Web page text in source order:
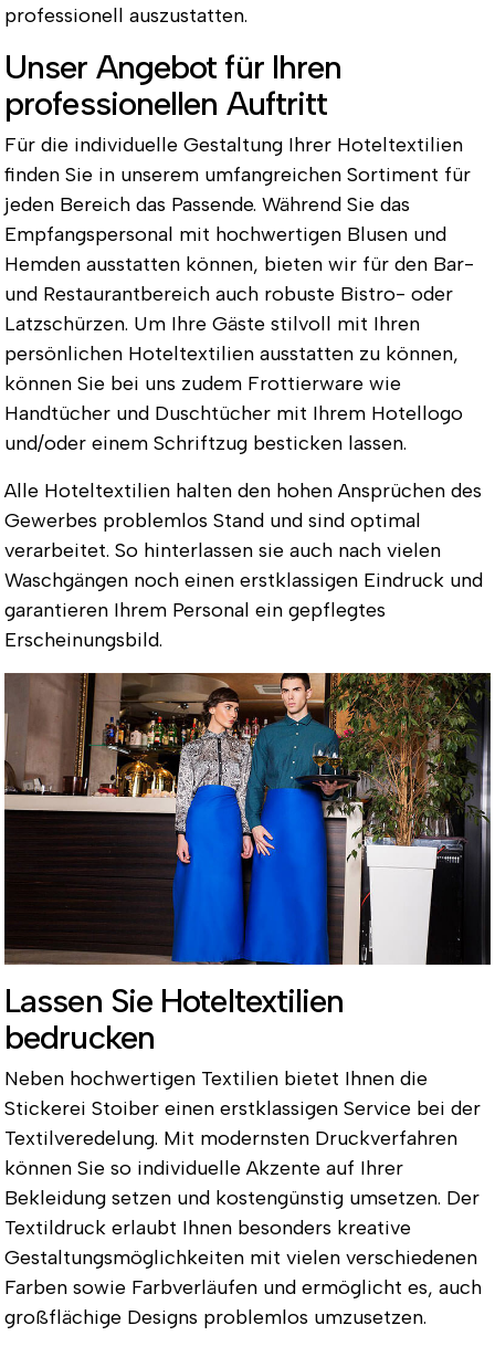
professionell auszustatten.
Unser Angebot für Ihren
professionellen Auftritt
Für die individuelle Gestaltung Ihrer Hoteltextilien
finden Sie in unserem umfangreichen Sortiment für
jeden Bereich das Passende. Während Sie das
Empfangspersonal mit hochwertigen Blusen und
Hemden ausstatten können, bieten wir für den Bar-
und Restaurantbereich auch robuste Bistro- oder
Latzschürzen. Um Ihre Gäste stilvoll mit Ihren
persönlichen Hoteltextilien ausstatten zu können,
können Sie bei uns zudem Frottierware wie
Handtücher und Duschtücher mit Ihrem Hotellogo
und/oder einem Schriftzug besticken lassen.
Alle Hoteltextilien halten den hohen Ansprüchen des
Gewerbes problemlos Stand und sind optimal
verarbeitet. So hinterlassen sie auch nach vielen
Waschgängen noch einen erstklassigen Eindruck und
garantieren Ihrem Personal ein gepflegtes
Erscheinungsbild.
Lassen Sie Hoteltextilien
bedrucken
Neben hochwertigen Textilien bietet Ihnen die
Stickerei Stoiber einen erstklassigen Service bei der
Textilveredelung. Mit modernsten Druckverfahren
können Sie so individuelle Akzente auf Ihrer
Bekleidung setzen und kostengünstig umsetzen. Der
Textildruck erlaubt Ihnen besonders kreative
Gestaltungsmöglichkeiten mit vielen verschiedenen
Farben sowie Farbverläufen und ermöglicht es, auch
großflächige Designs problemlos umzusetzen.